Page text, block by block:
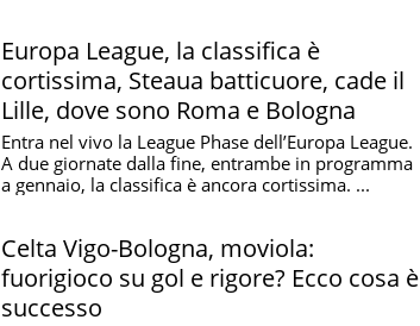
Europa League, la classifica è
cortissima, Steaua batticuore, cade il
Lille, dove sono Roma e Bologna
Entra nel vivo la League Phase dell’Europa League.
A due giornate dalla fine, entrambe in programma
a gennaio, la classifica è ancora cortissima. ...
Celta Vigo-Bologna, moviola:
fuorigioco su gol e rigore? Ecco cosa è
successo